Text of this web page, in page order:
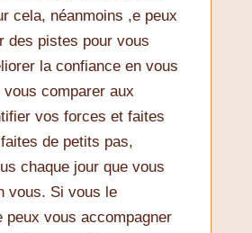
cela, néanmoins ,e peux
des pistes pour vous
la confiance en vous
comparer aux
vos forces et faites
de petits pas,
chaque jour que vous
vous. Si vous le
peux vous accompagner